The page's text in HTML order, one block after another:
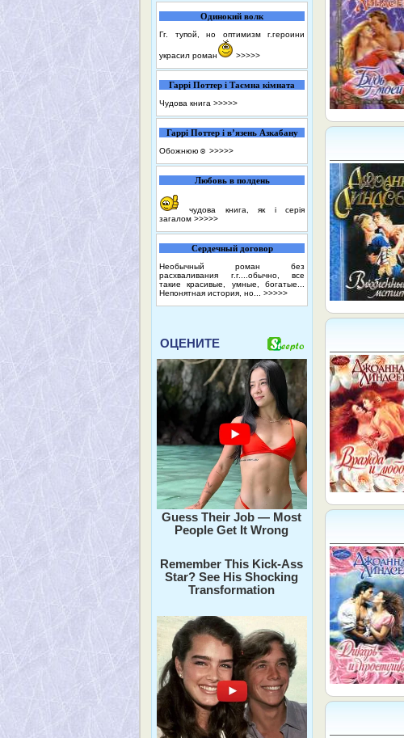
Одинокий волк
Гг. тупой, но оптимизм г.героини
украсил роман >>>>>
Гаррі Поттер і Таємна кімната
Чудова книга >>>>>
Гаррі Поттер і в’язень Азкабану
Обожнюю☺️ >>>>>
Любовь в полдень
чудова книга, як і серія
загалом >>>>>
Сердечный договор
Необычный роман без
расхваливания г.г....обычно, все
такие красивые, умные, богатые...
Непонятная история, но... >>>>>
ОЦЕНИТЕ
Guess Their Job — Most
People Get It Wrong
Remember This Kick-Ass
Star? See His Shocking
Transformation